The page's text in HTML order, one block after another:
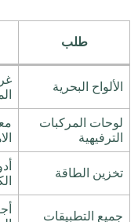
طلب
الألواح البحرية
لوحات المركبات
الترفيهية
تخزين الطاقة
جميع التطبيقات